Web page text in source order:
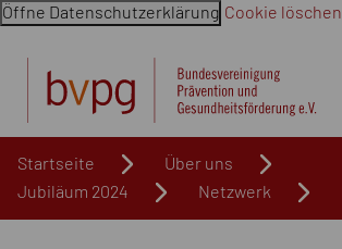
Öffne Datenschutzerklärung Cookie löschen
Startseite
Über uns
Jubiläum 2024
Netzwerk